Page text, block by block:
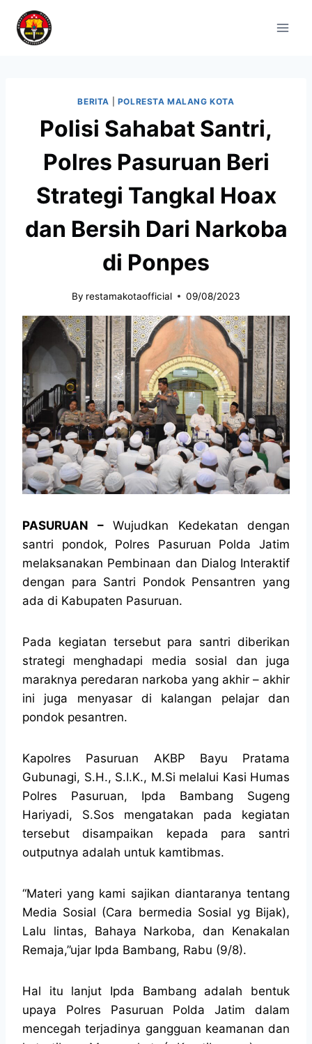
BERITA POLRESTA MALANG KOTA
Polisi Sahabat Santri,
Polres Pasuruan Beri
Strategi Tangkal Hoax
dan Bersih Dari Narkoba
di Ponpes
By restamakotaofficial 09/08/2023
PASURUAN –Wujudkan Kedekatan dengan
santri pondok, Polres Pasuruan Polda Jatim
melaksanakan Pembinaan dan Dialog Interaktif
dengan para Santri Pondok Pensantren yang
ada di Kabupaten Pasuruan.
Pada kegiatan tersebut para santri diberikan
strategi menghadapi media sosial dan juga
maraknya peredaran narkoba yang akhir – akhir
ini juga menyasar di kalangan pelajar dan
pondok pesantren.
Kapolres Pasuruan AKBP Bayu Pratama
Gubunagi, S.H., S.I.K., M.Si melalui Kasi Humas
Polres Pasuruan, Ipda Bambang Sugeng
Hariyadi, S.Sos mengatakan pada kegiatan
tersebut disampaikan kepada para santri
outputnya adalah untuk kamtibmas.
“Materi yang kami sajikan diantaranya tentang
Media Sosial (Cara bermedia Sosial yg Bijak),
Lalu lintas, Bahaya Narkoba, dan Kenakalan
Remaja,”ujar Ipda Bambang, Rabu (9/8).
Hal itu lanjut Ipda Bambang adalah bentuk
upaya Polres Pasuruan Polda Jatim dalam
mencegah terjadinya gangguan keamanan dan